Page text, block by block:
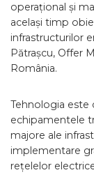
operațional și
același timp
infrastructurilor
Pătrașcu, Offer
România.
Tehnologia este
echipamentele
majore ale
implementare
rețelelor